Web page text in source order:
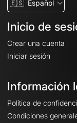
🇪🇸 Español
Inicio de
Crear una cuenta
Iniciar sesión
Información
Política de
Condiciones